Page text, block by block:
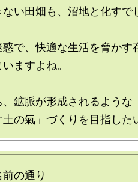
ない田畑も、沼地と化すで
惑で、快適な生活を脅かす
ますよね。
鉱脈が形成されるような
の通り